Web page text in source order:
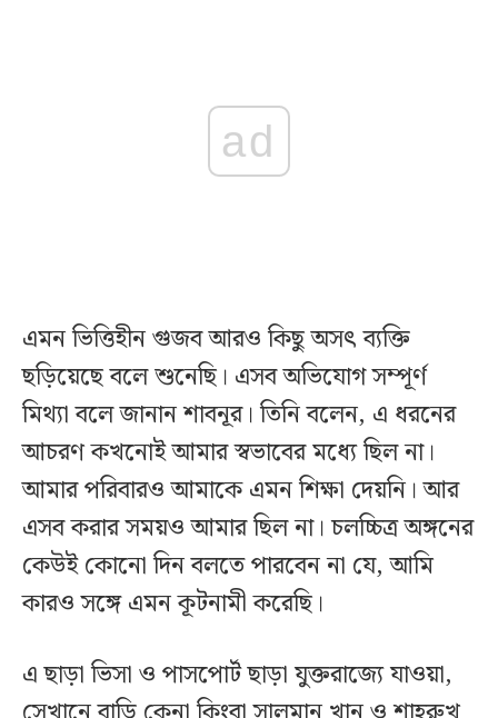
ad
এমন ভিত্তিহীন গুজব আরও কিছু অসৎ ব্যক্তি
ছড়িয়েছে বলে শুনেছি। এসব অভিযোগ সম্পূর্ণ
মিথ্যা বলে জানান শাবনূর। তিনি বলেন, এ ধরনের
আচরণ কখনোই আমার স্বভাবের মধ্যে ছিল না।
আমার পরিবারও আমাকে এমন শিক্ষা দেয়নি। আর
এসব করার সময়ও আমার ছিল না। চলচ্চিত্র অঙ্গনের
কেউই কোনো দিন বলতে পারবেন না যে, আমি
কারও সঙ্গে এমন কূটনামী করেছি।
এ ছাড়া ভিসা ও পাসপোর্ট ছাড়া যুক্তরাজ্যে যাওয়া,